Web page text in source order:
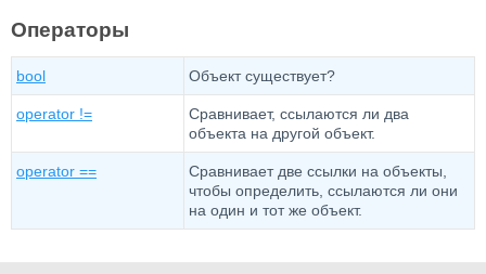
Операторы
bool Объект существует?
operator !=
Сравнивает, ссылаются ли два
объекта на другой объект.
operator ==
Сравнивает две ссылки на объекты,
чтобы определить, ссылаются ли они
на один и тот же объект.